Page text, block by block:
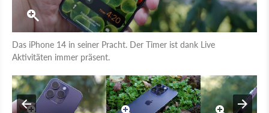
Das iPhone 14 in seiner Pracht. Der Timer ist dank Live
Aktivitäten immer präsent.